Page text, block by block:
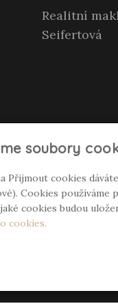
Realitní
Seifertová
soubory
Přijmout cookies
Cookies používáme
cookies budou
cookies.